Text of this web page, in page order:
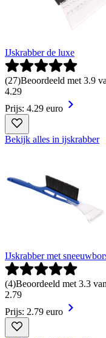
IJskrabber de luxe
(27)Beoordeeld met 3.9
4.29
Prijs: 4.29 euro
Bekijk alles in ijskrabber
IJskrabber met
(4)Beoordeeld met 3.3
2.79
Prijs: 2.79 euro